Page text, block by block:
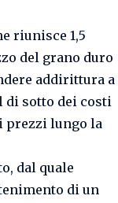
riunisce 1,5
del grano duro
addirittura a
di sotto dei costi
prezzi lungo la
dal quale
di un